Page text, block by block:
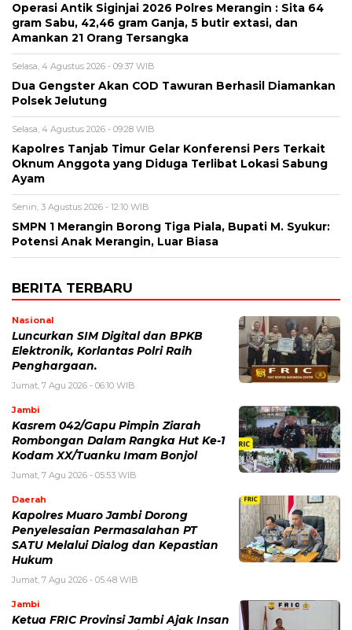
Operasi Antik Siginjai 2026 Polres Merangin : Sita 64
gram Sabu, 42,46 gram Ganja, 5 butir extasi, dan
Amankan 21 Orang Tersangka
Selasa, 4 Agustus 2026 - 09:37 WIB
Dua Gengster Akan COD Tawuran Berhasil Diamankan
Polsek Jelutung
Selasa, 4 Agustus 2026 - 09:28 WIB
Kapolres Tanjab Timur Gelar Konferensi Pers Terkait
Oknum Anggota yang Diduga Terlibat Lokasi Sabung
Ayam
Senin, 3 Agustus 2026 - 12:10 WIB
SMPN 1 Merangin Borong Tiga Piala, Bupati M. Syukur:
Potensi Anak Merangin, Luar Biasa
BERITA TERBARU
Nasional
Luncurkan SIM Digital dan BPKB
Elektronik, Korlantas Polri Raih
Penghargaan.
Jumat, 7 Agu 2026 - 06:10 WIB
Jambi
Kasrem 042/Gapu Pimpin Ziarah
Rombongan Dalam Rangka Hut Ke-1
Kodam XX/Tuanku Imam Bonjol
Jumat, 7 Agu 2026 - 05:53 WIB
Daerah
Kapolres Muaro Jambi Dorong
Penyelesaian Permasalahan PT
SATU Melalui Dialog dan Kepastian
Hukum
Jumat, 7 Agu 2026 - 05:48 WIB
Jambi
Ketua FRIC Provinsi Jambi Ajak Insan